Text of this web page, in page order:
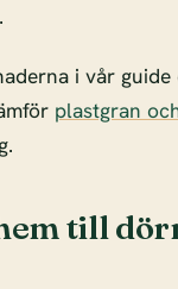
i vår guide
plastgran
till